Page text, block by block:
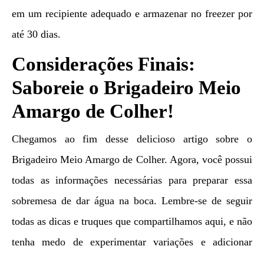
em um recipiente adequado e armazenar no freezer por
até 30 dias.
Considerações Finais:
Saboreie o Brigadeiro Meio
Amargo de Colher!
Chegamos ao fim desse delicioso artigo sobre o
Brigadeiro Meio Amargo de Colher. Agora, você possui
todas as informações necessárias para preparar essa
sobremesa de dar água na boca. Lembre-se de seguir
todas as dicas e truques que compartilhamos aqui, e não
tenha medo de experimentar variações e adicionar